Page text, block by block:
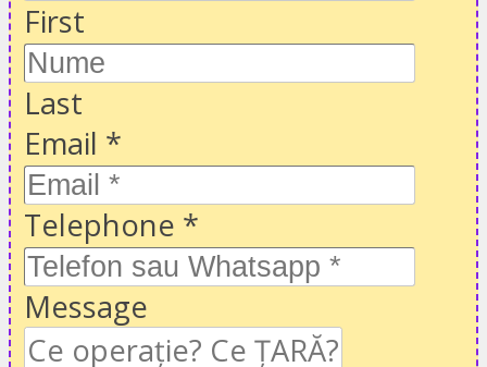
First
Last
Email *
Telephone *
Message